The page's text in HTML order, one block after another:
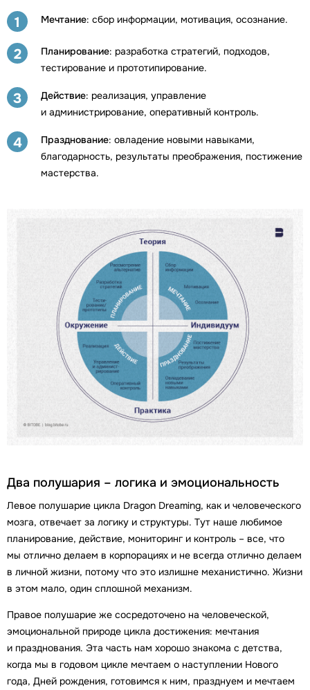
1 Мечтание: сбор информации, мотивация, осознание.
2 Планирование: разработка стратегий, подходов,
тестирование и прототипирование.
3 Действие: реализация, управление
и администрирование, оперативный контроль.
4 Празднование: овладение новыми навыками,
благодарность, результаты преображения, постижение
мастерства.
Два полушария – логика и эмоциональность
Левое полушарие цикла Dragon Dreaming, как и человеческого
мозга, отвечает за логику и структуры. Тут наше любимое
планирование, действие, мониторинг и контроль – все, что
мы отлично делаем в корпорациях и не всегда отлично делаем
в личной жизни, потому что это излишне механистично. Жизни
в этом мало, один сплошной механизм.
Правое полушарие же сосредоточено на человеческой,
эмоциональной природе цикла достижения: мечтания
и празднования. Эта часть нам хорошо знакома с детства,
когда мы в годовом цикле мечтаем о наступлении Нового
года, Дней рождения, готовимся к ним, празднуем и мечтаем